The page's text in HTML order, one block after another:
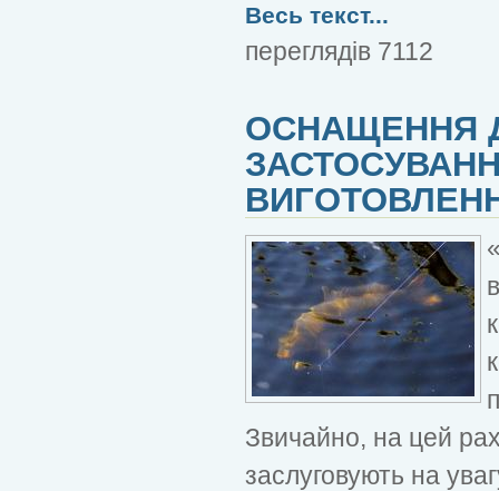
Весь текст...
переглядів 7112
ОСНАЩЕННЯ
Звичайно, на цей
заслуговують на